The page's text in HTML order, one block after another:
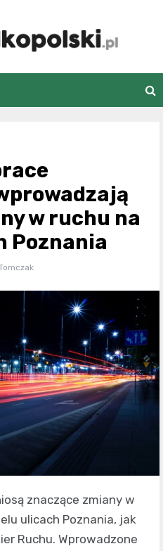
w ruchu na
Poznania
znaczące zmiany w
ulicach Poznania, jak
Ruchu. Wprowadzone